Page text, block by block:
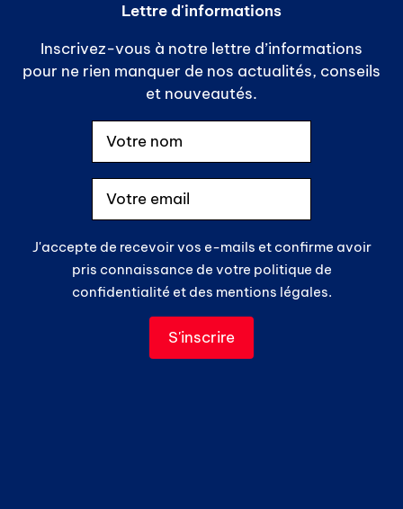
Lettre d'informations
Inscrivez-vous à notre lettre d’informations
pour ne rien manquer de nos actualités, conseils
et nouveautés.
J'accepte de recevoir vos e-mails et confirme avoir
pris connaissance de votre politique de
confidentialité et des mentions légales.